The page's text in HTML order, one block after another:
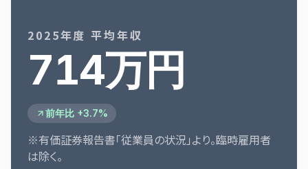
2025年度 平均年収
714万円
前年比 +3.7%
※有価証券報告書「従業員の状況」より。臨時雇用者
は除く。